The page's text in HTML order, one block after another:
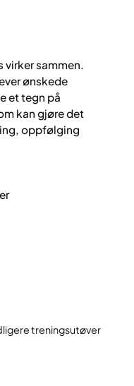
sammen.
ønskede
et tegn på
kan gjøre det
oppfølging
treningsutøver